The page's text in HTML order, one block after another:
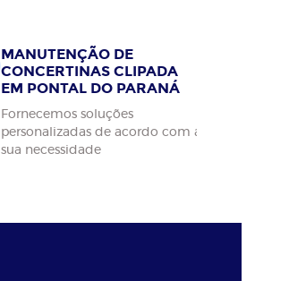
MANUTENÇÃO DE
CONCERTINAS CLIPADA
EM PONTAL DO PARANÁ
Fornecemos soluções
personalizadas de acordo com a
sua necessidade